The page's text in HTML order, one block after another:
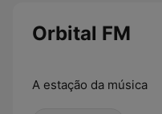
Orbital FM
A estação da música